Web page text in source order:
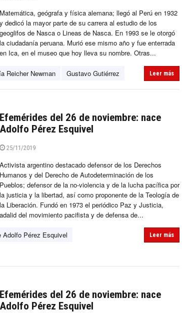
Matemática, geógrafa y física alemana; llegó al Perú en 1932
y dedicó la mayor parte de su carrera al estudio de los
geoglifos de Nasca o Lineas de Nasca. En 1993 se le otorgó
la ciudadanía peruana. Murió ese mismo año y fue enterrada
en Ica, en el museo que hoy lleva su nombre. Otras...
Reicher Newman Gustavo Gutiérrez Leer más
Efemérides del 26 de noviembre: nace
Adolfo Pérez Esquivel
25/11/2019
Activista argentino destacado defensor de los Derechos
Humanos y del Derecho de Autodeterminación de los
Pueblos; defensor de la no-violencia y de la lucha pacífica por
la justicia y la libertad, así como proponente de la Teología de
la Liberación. Fundó en 1973 el periódico Paz y Justicia,
adalid del movimiento pacifista y de defensa de...
Adolfo Pérez Esquivel
Leer más
Efemérides del 26 de noviembre: nace
Adolfo Pérez Esquivel